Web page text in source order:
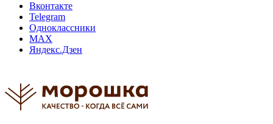
Вконтакте
Telegram
Одноклассники
MAX
Яндекс.Дзен